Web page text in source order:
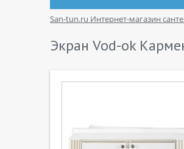
San-tun.ru Интернет-магазин
Экран Vod-ok